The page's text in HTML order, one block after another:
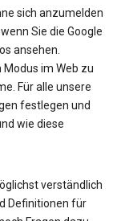
sich anzumelden
Sie die Google
ansehen.
im Web zu
Für alle unsere
festlegen und
wie diese
verständlich
Definitionen für